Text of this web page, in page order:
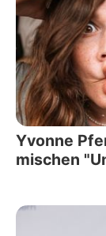
Yvonne
mischen